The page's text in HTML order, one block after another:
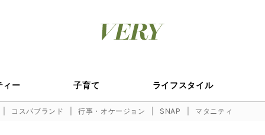
ィー 子育て ライフスタイル
コスパブランド 行事・オケージョン SNAP マタニティ